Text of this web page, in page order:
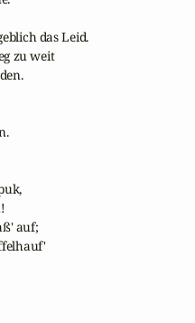
das Leid.
zu weit
auf;